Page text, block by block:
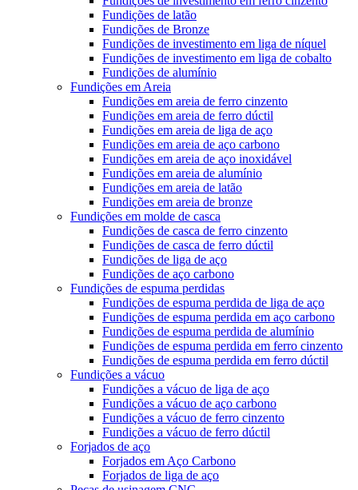
Fundições de latão
Fundições de Bronze
Fundições de investimento em liga de níquel
Fundições de investimento em liga de cobalto
Fundições de alumínio
Fundições em Areia
Fundições em areia de ferro cinzento
Fundições em areia de ferro dúctil
Fundições em areia de liga de aço
Fundições em areia de aço carbono
Fundições em areia de aço inoxidável
Fundições em areia de alumínio
Fundições em areia de latão
Fundições em areia de bronze
Fundições em molde de casca
Fundições de casca de ferro cinzento
Fundições de casca de ferro dúctil
Fundições de liga de aço
Fundições de aço carbono
Fundições de espuma perdidas
Fundições de espuma perdida de liga de aço
Fundições de espuma perdida em aço carbono
Fundições de espuma perdida de alumínio
Fundições de espuma perdida em ferro cinzento
Fundições de espuma perdida em ferro dúctil
Fundições a vácuo
Fundições a vácuo de liga de aço
Fundições a vácuo de aço carbono
Fundições a vácuo de ferro cinzento
Fundições a vácuo de ferro dúctil
Forjados de aço
Forjados em Aço Carbono
Forjados de liga de aço